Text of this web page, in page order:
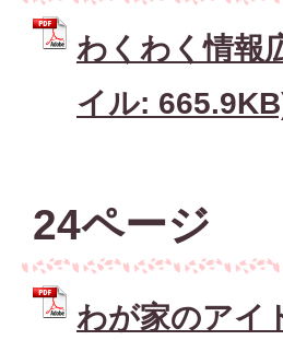
わくわく情報
イル:
24ページ
わが家のアイ